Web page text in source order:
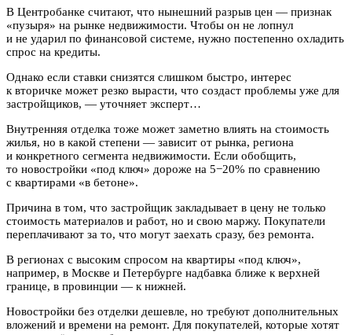
В Центробанке считают, что нынешний разрыв цен — признак
«пузыря» на рынке недвижимости. Чтобы он не лопнул
и не ударил по финансовой системе, нужно постепенно охладить
спрос на кредиты.
Однако если ставки снизятся слишком быстро, интерес
к вторичке может резко вырасти, что создаст проблемы уже для
застройщиков, — уточняет эксперт…
Внутренняя отделка тоже может заметно влиять на стоимость
жилья, но в какой степени — зависит от рынка, региона
и конкретного сегмента недвижимости. Если обобщить,
то новостройки «под ключ» дороже на 5−20% по сравнению
с квартирами «в бетоне».
Причина в том, что застройщик закладывает в цену не только
стоимость материалов и работ, но и свою маржу. Покупатели
переплачивают за то, что могут заехать сразу, без ремонта.
В регионах с высоким спросом на квартиры «под ключ»,
например, в Москве и Петербурге надбавка ближе к верхней
границе, в провинции — к нижней.
Новостройки без отделки дешевле, но требуют дополнительных
вложений и времени на ремонт. Для покупателей, которые хотят